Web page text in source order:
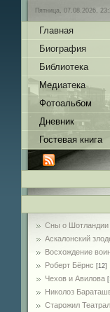
Пятница, 07.08.2026,
Главная
Биография
Библиотека
Медиатека
Фотоальбом
Дневник
Гостевая книга
Сны о Шотландии
Аскалонский
Восхождение
Роберт Бёрнс [12]
Чехов и Авилова
Николоз
Cтарожил